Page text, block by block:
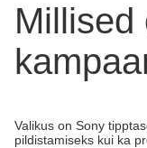
Millised
Valikus on Sony
pildistamiseks kui ka